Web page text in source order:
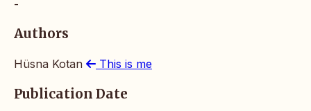
-
Authors
Hüsna Kotan This is me
Publication Date